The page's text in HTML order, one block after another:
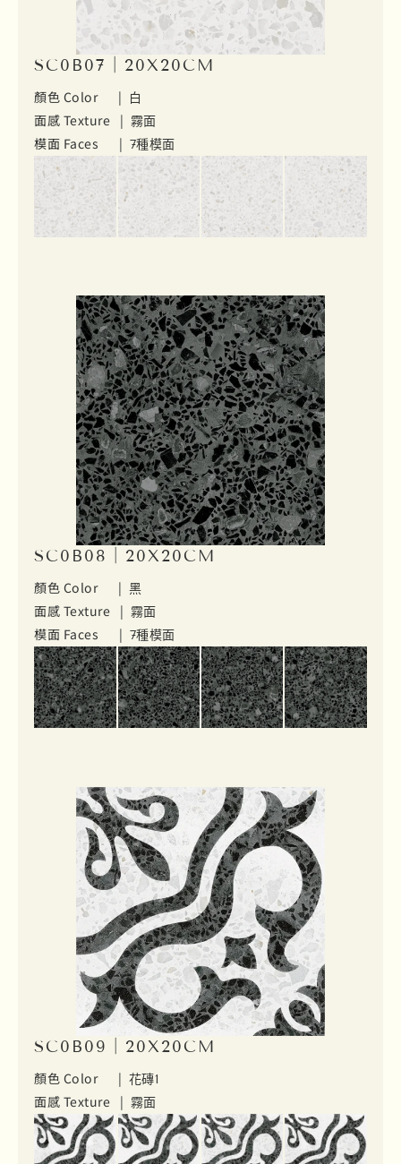
SC0B07｜20X20CM
顏色 Color | 白
面感 Texture | 霧面
模面 Faces | 7種模面
SC0B08｜20X20CM
顏色 Color | 黑
面感 Texture | 霧面
模面 Faces | 7種模面
SC0B09｜20X20CM
顏色 Color | 花磚1
面感 Texture | 霧面